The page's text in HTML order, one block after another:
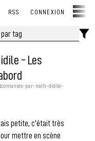
RSS CONNEXION
- Les
par-nath-didile-
petite, c'était très
mettre en scène